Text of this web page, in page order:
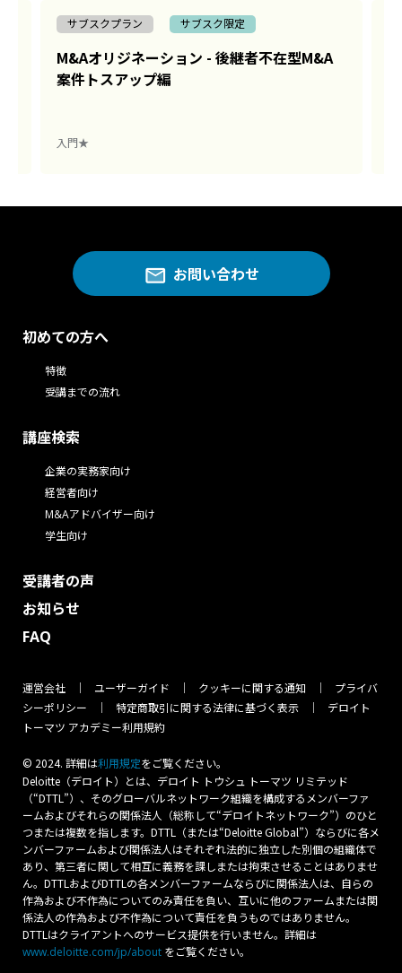
サブスクプラン サブスク限定
M&Aオリジネーション - 後継者不在型M&A
案件トスアップ編
入門★
初めての方へ
特徴
受講までの流れ
講座検索
企業の実務家向け
経営者向け
M&Aアドバイザー向け
学生向け
受講者の声
お知らせ
FAQ
お問い合わせ
運営会社 ユーザーガイド クッキーに関する通知
プライバ
シーポリシー
特定商取引に関する法律に基づく表示
デロイト
トーマツ アカデミー利用規約
© 2024. 詳細は利⽤規定をご覧ください。
Deloitte（デロイト）とは、デロイト トウシュ トーマツ リミテッド
（“DTTL”）、そのグローバルネットワーク組織を構成するメンバーファ
ームおよびそれらの関係法人（総称して“デロイトネットワーク”）のひと
つまたは複数を指します。DTTL（または“Deloitte Global”）ならびに各メ
ンバーファームおよび関係法人はそれぞれ法的に独立した別個の組織体で
あり、第三者に関して相互に義務を課しまたは拘束させることはありませ
ん。DTTLおよびDTTLの各メンバーファームならびに関係法人は、自らの
作為および不作為についてのみ責任を負い、互いに他のファームまたは関
係法人の作為および不作為について責任を負うものではありません。
DTTLはクライアントへのサービス提供を行いません。詳細は
www.deloitte.com/jp/about をご覧ください。